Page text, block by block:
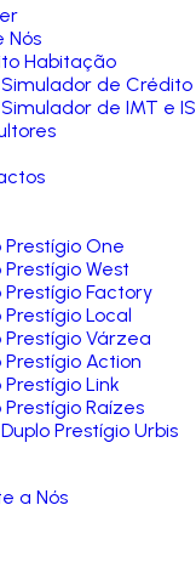
Nós
Habitação
Simulador de Crédito
Simulador de IMT e IS
Prestígio One
Prestígio West
Prestígio Factory
Prestígio Local
Prestígio Várzea
Prestígio Action
Prestígio Link
Prestígio Raízes
Duplo Prestígio Urbis
a Nós